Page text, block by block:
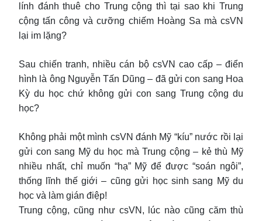
lính đánh thuê cho Trung cộng thì tại sao khi Trung
cộng tấn công và cưỡng chiếm Hoàng Sa mà csVN
lại im lặng?
Sau chiến tranh, nhiều cán bộ csVN cao cấp – điển
hình là ông Nguyễn Tấn Dũng – đã gửi con sang Hoa
Kỳ du học chứ không gửi con sang Trung cộng du
học?
Không phải một mình csVN đánh Mỹ “kíu” nước rồi lại
gửi con sang Mỹ du học mà Trung cộng – kẻ thù Mỹ
nhiều nhất, chỉ muốn “hạ” Mỹ để được “soán ngôi”,
thống lĩnh thế giới – cũng gửi học sinh sang Mỹ du
học và làm gián điệp!
Trung cộng, cũng như csVN, lúc nào cũng căm thù